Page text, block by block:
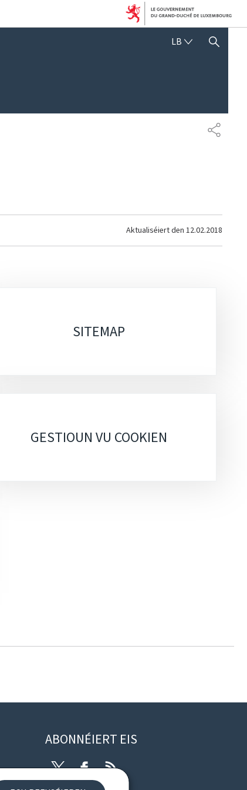
LB SHOW HIDE SEARCH
Aktualiséiert den 12.02.2018
SITEMAP
GESTIOUN VU COOKIEN
ABONNÉIERT EIS
TwitterFacebook
RSS